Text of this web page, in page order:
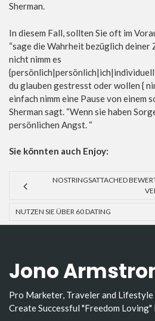
Sherman.
In diesem Fall, sollten Sie oft im
“sage die Wahrheit bezüglich
nicht nimm es
du glauben gestresst oder wollen {
einfach nimm eine Pause von einem
Sherman sagt. “Wenn sie haben
persönlichen Angst. “
Sie könnten auch Enjoy:
NOSTRINGSATTACHED
NUTZEN SIE ÜBER 60 DATING
Jono
Pro Marketer, Traveler and Lifestyle
Create Successful "Freedom